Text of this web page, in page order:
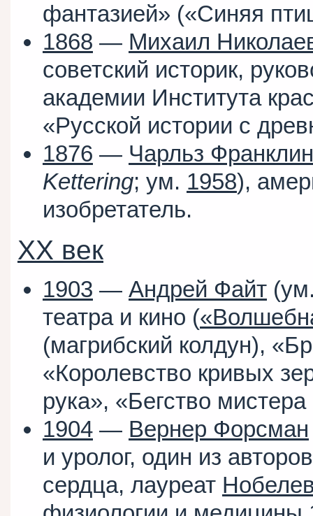
фантазией» («Синяя
1868 — Михаил
советский историк,
академии Института
«Русской истории с
1876 — Чарльз
Kettering; ум. 1958),
изобретатель.
XX век
1903 — Андрей Файт
театра и кино (
(магрибский колдун),
«Королевство кривых
рука», «Бегство
1904 — Вернер Форсман
и уролог, один из
сердца, лауреат